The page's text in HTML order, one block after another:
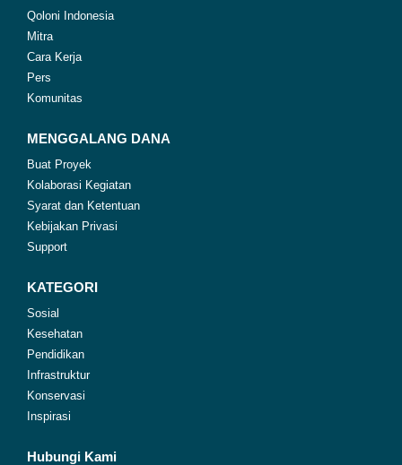
Qoloni Indonesia
Mitra
Cara Kerja
Pers
Komunitas
MENGGALANG DANA
Buat Proyek
Kolaborasi Kegiatan
Syarat dan Ketentuan
Kebijakan Privasi
Support
KATEGORI
Sosial
Kesehatan
Pendidikan
Infrastruktur
Konservasi
Inspirasi
Hubungi Kami